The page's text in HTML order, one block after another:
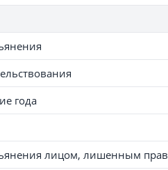
года
лицом, лишенным прав